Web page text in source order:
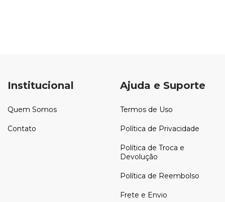
Institucional
Quem Somos
Contato
Ajuda e Suporte
Termos de Uso
Política de Privacidade
Política de Troca e
Devolução
Política de Reembolso
Frete e Envio